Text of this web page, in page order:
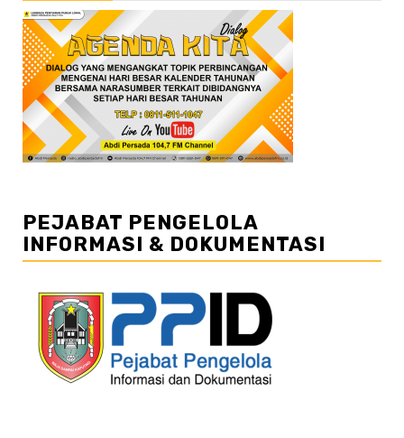
PEJABAT PENGELOLA
INFORMASI & DOKUMENTASI